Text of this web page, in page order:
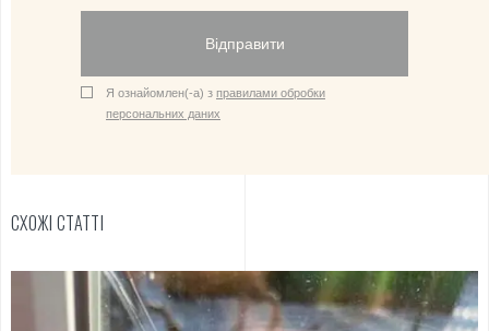
Відправити
Я ознайомлен(-а) з правилами обробки
персональних даних
СХОЖІ СТАТТІ